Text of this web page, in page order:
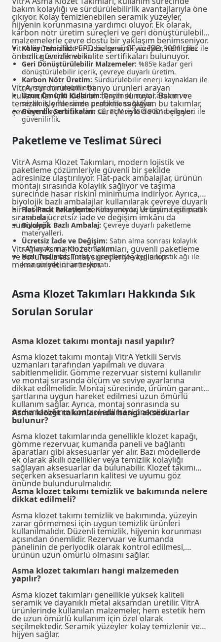
bakım kolaylığı ve sürdürülebilirlik avantajlarıyla öne
çıkıyor. Kolay temizlenebilen seramik yüzeyler,
hijyenin korunmasına yardımcı oluyor. Ek olarak,
karbon nötr üretim süreçleri ve geri dönüştürülebilir
malzemelerle çevre dostu bir yaklaşım benimseniyor.
VitrA ürünlerinde EPD belgesi, CE ve ISO 9001 gibi
önemli güvenlik ve kalite sertifikaları bulunuyor.
Kolay Temizlik:Pürüzsüz seramik yüzeyler, nemli bez ile
hızlıca temizlenebilir.
Geri Dönüştürülebilir Malzemeler: %85’e kadar geri
dönüştürülebilir içerik, çevreye duyarlı üretim.
Karbon Nötr Üretim: Sürdürülebilir enerji kaynakları ile
çevreye minimum etki.
Uzun Ömürlü Kullanım:Dayanıklı metal aksam ve
seramik, yıllar süren performans sağlar.
Güvenlik Sertifikaları: CE, TÜV ve ISO 9001 belgeleri ile
güvenilirlik.
VitrA, sürdürülebilir banyo ürünleri arayan
kullanıcılar için ideal bir tercih sunuyor. Bakım ve
temizlik işlemlerinde pratiklik sağlayan bu takımlar,
çevreye duyarlı üretim süreçleriyle de öne çıkıyor.
Paketleme ve Teslimat Süreci
VitrA Asma Klozet Takımları, modern lojistik ve
paketleme çözümleriyle güvenli bir şekilde
adresinize ulaştırılıyor. Flat-pack ambalajlar, ürünün
montajı sırasında kolaylık sağlıyor ve taşıma
sürecinde hasar riskini minimuma indiriyor. Ayrıca,
biyolojik bazlı ambalajlar kullanılarak çevreye duyarlı
bir teslimat anlayışı benimseniyor. Ürünün teslimatı
sırasında ücretsiz iade ve değişim imkânı da
sunuluyor.
Flat-Pack Paketleme:Kolay montaj ve taşıma için pratik
ambalaj.
Biyolojik Bazlı Ambalaj: Çevreye duyarlı paketleme
materyalleri.
Ücretsiz İade ve Değişim: Satın alma sonrası kolaylık
sağlayan müşteri hizmetleri.
Hızlı Teslimat:Türkiye genelinde yaygın lojistik ağı ile
kısa sürede ürün teslimatı.
VitrA’nın Asma Klozet Takımları, güvenli paketleme
ve sorunsuz teslimat süreçleriyle kullanıcı
memnuniyetini artırıyor.
Asma Klozet Takımları Hakkında Sık
Sorulan Sorular
Asma klozet takımı montajı nasıl yapılır?
Asma klozet takımı montajı VitrA Yetkili Servis
uzmanları tarafından yapılmalı ve duvara
sabitlenmelidir. Gömme rezervuar sistemi kullanılır
ve montaj sırasında ölçüm ve seviye ayarlarına
dikkat edilmelidir. Montaj sürecinde, ürünün garanti
şartlarına uygun hareket edilmesi uzun ömürlü
kullanım sağlar. Ayrıca, montaj sonrasında su
sızdırmazlığının kontrol edilmesi önemlidir.
Asma klozet takımlarında hangi aksesuarlar
bulunur?
Asma klozet takımlarında genellikle klozet kapağı,
gömme rezervuar, kumanda paneli ve bağlantı
aparatları gibi aksesuarlar yer alır. Bazı modellerde
ek olarak akıllı özellikler veya temizlik kolaylığı
sağlayan aksesuarlar da bulunabilir. Klozet takımı
seçerken aksesuarların kalitesi ve uyumu göz
önünde bulundurulmalıdır.
Asma klozet takımı temizlik ve bakımında nelere
dikkat edilmeli?
Asma klozet takımı temizlik ve bakımında, yüzeyin
zarar görmemesi için uygun temizlik ürünleri
kullanılmalıdır. Düzenli temizlik, hijyenin korunması
açısından önemlidir. Rezervuar ve kumanda
panelinin de periyodik olarak kontrol edilmesi,
ürünün uzun ömürlü olmasını sağlar.
Asma klozet takımları hangi malzemeden
yapılır?
Asma klozet takımları genellikle yüksek kaliteli
seramik ve dayanıklı metal aksamdan üretilir. VitrA
ürünlerinde kullanılan malzemeler, hem estetik hem
de uzun ömürlü kullanım için özel olarak
seçilmektedir. Seramik yüzeyler kolay temizlenir ve
hijyen sağlar.